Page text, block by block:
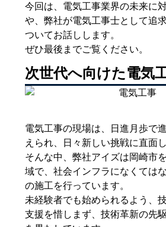
今回は、電気工事業界の未来に
や、弊社が電気工事士として追
ついてお話しします。
ぜひ最後までご覧ください。
次世代へ向けた電気
電気工事の現場は、日進月歩で
えられ、日々新しい挑戦に直面
そんな中、弊社アイズは岡崎市
域で、社会インフラになくては
の施工を行っています。
未経験者でも始められるよう、
支援を惜しまず、技術革新の先